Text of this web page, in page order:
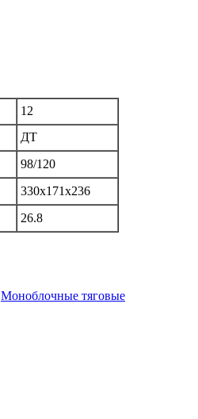
12
ДТ
98/120
330х171х236
26.8
Моноблочные тяговые